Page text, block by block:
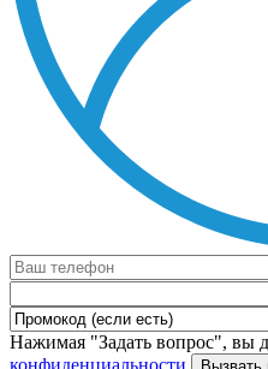
Нажимая "Задать вопрос", вы
конфиденциальности